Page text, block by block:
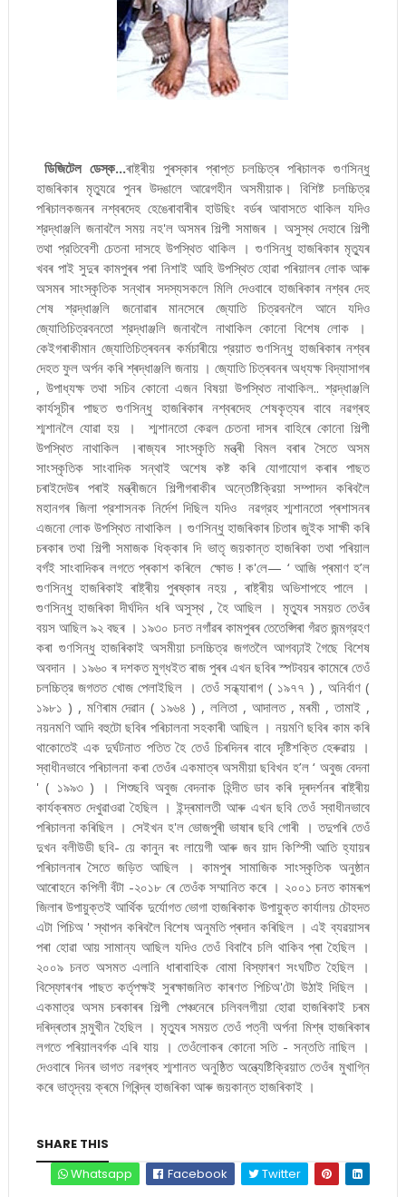
ডিজিটেল ডেস্ক...ৰাষ্ট্ৰীয় পুৰস্কাৰ প্ৰাপ্ত চলচ্চিত্ৰ পৰিচালক গুণসিন্ধু
হাজৰিকাৰ মৃত্যুৱে পুনৰ উদঙালে আৱেগহীন অসমীয়াক। বিশিষ্ট চলচ্চিত্র
পৰিচালকজনৰ নশ্বৰদেহ হেঙেৰাবাৰীৰ হাউছিং বৰ্ডৰ আবাসতে থাকিল যদিও
শ্রদ্ধাঞ্জলি জনাবলৈ সময় নহ'ল অসমৰ শিল্পী সমাজৰ । অসুস্থ দেহাৰে শিল্পী
তথা প্রতিবেশী চেতনা দাসহে উপস্থিত থাকিল । গুণসিন্ধু হাজৰিকাৰ মৃত্যুৰ
খবৰ পাই সুদুৰ কামপুৰৰ পৰা নিশাই আহি উপস্থিত হোৱা পৰিয়ালৰ লোক আৰু
অসমৰ সাংস্কৃতিক সন্থাৰ সদস্যসকলে মিলি দেওবাৰে হাজৰিকাৰ নশ্বৰ দেহ
শেষ শ্রদ্ধাঞ্জলি জনোৱাৰ মানসেৰে জ্যোতি চিত্রবনলৈ আনে যদিও
জ্যোতিচিত্রবনতো শ্রদ্ধাঞ্জলি জনাবলৈ নাথাকিল কোনো বিশেষ লোক ।
কেইগৰাকীমান জ্যোতিচিত্ৰবনৰ কৰ্মচাৰীয়ে প্রয়াত গুণসিন্ধু হাজৰিকাৰ নশ্বৰ
দেহত ফুল অৰ্পন কৰি শ্ৰদ্ধাঞ্জলি জনায় । জ্যোতি চিত্ৰবনৰ অধ্যক্ষ বিদ্যাসাগৰ
, উপাধ্যক্ষ তথা সচিব কোনো এজন বিষয়া উপস্থিত নাথাকিল.. শ্রদ্ধাঞ্জলি
কার্যসূচীৰ পাছত গুণসিন্ধু হাজৰিকাৰ নশ্বৰদেহ শেষকৃত্যৰ বাবে নৱগ্ৰহ
শ্মশানলৈ যোৱা হয় । শ্মশানতো কেৱল চেতনা দাসৰ বাহিৰে কোনো শিল্পী
উপস্থিত নাথাকিল ।ৰাজ্যৰ সাংস্কৃতি মন্ত্ৰী বিমল বৰাৰ সৈতে অসম
সাংস্কৃতিক সাংবাদিক সন্থাই অশেষ কষ্ট কৰি যোগাযোগ কৰাৰ পাছত
চৰাইদেউৰ পৰাই মন্ত্ৰীজনে শিল্পীগৰাকীৰ অন্তেষ্টিক্রিয়া সম্পাদন কৰিবলৈ
মহানগৰ জিলা প্রশাসনক নির্দেশ দিছিল যদিও নৱগ্রহ শ্মশানতো প্ৰশাসনৰ
এজনো লোক উপস্থিত নাথাকিল । গুণসিন্ধু হাজৰিকাৰ চিতাৰ জুইক সাক্ষী কৰি
চৰকাৰ তথা শিল্পী সমাজক ধিক্কাৰ দি ভাতৃ জয়কান্ত হাজৰিকা তথা পৰিয়াল
বৰ্গই সাংবাদিকৰ লগতে প্ৰকাশ কৰিলে ক্ষোভ ! ক'লে— ‘ আজি প্ৰমাণ হ’ল
গুণসিন্ধু হাজৰিকাই ৰাষ্ট্ৰীয় পুৰষ্কাৰ নহয় , ৰাষ্ট্ৰীয় অভিশাপহে পালে ।
গুণসিন্ধু হাজৰিকা দীর্ঘদিন ধৰি অসুস্থ , হৈ আছিল । মৃত্যুৰ সময়ত তেওঁৰ
বয়স আছিল ৯২ বছৰ । ১৯৩০ চনত নগাঁৱৰ কামপুৰৰ তেতেপ্সিৰা গঁৱত জন্মগ্রহণ
কৰা গুণসিন্ধু হাজৰিকাই অসমীয়া চলচ্চিত্র জগতলৈ আগবঢ়াই গৈছে বিশেষ
অবদান । ১৯৬০ ৰ দশকত মুগ্ধইত ৰাজ পুৰৰ এখন ছবিৰ স্পটবয়ৰ কামেৰে তেওঁ
চলচ্চিত্র জগতত খোজ পেলাইছিল । তেওঁ সন্ধ্যাৰাগ ( ১৯৭৭ ) , অনির্বাণ (
১৯৮১ ) , মণিৰাম দেৱান ( ১৯৬৪ ) , ললিতা , আদালত , মৰমী , তামাই ,
নয়নমণি আদি বহুটো ছবিৰ পৰিচালনা সহকাৰী আছিল । নয়মণি ছবিৰ কাম কৰি
থাকোতেই এক দুর্ঘটনাত পতিত হৈ তেওঁ চিৰদিনৰ বাবে দৃষ্টিশক্তি হেৰুৱায় ।
স্বাধীনভাবে পৰিচালনা কৰা তেওঁৰ একমাত্ৰ অসমীয়া ছবিখন হ’ল ‘ অবুজ বেদনা
' ( ১৯৯৩ ) । শিশুছবি অবুজ বেদনাক হিন্দীত ডাব কৰি দূৰদৰ্শনৰ ৰাষ্ট্ৰীয়
কাৰ্যক্ৰমত দেখুৱাওৱা হৈছিল । ইন্দ্ৰমালতী আৰু এখন ছবি তেওঁ স্বাধীনভাবে
পৰিচালনা কৰিছিল । সেইখন হ'ল ভোজপুৰী ভাষাৰ ছবি গোৰী । তদুপৰি তেওঁ
দুখন বলীউডী ছবি- য়ে কানুন ৰং লায়েগী আৰু জব য়াদ কিস্সিী আতি হ্যায়ৰ
পৰিচালনাৰ সৈতে জড়িত আছিল । কামপুৰ সামাজিক সাংস্কৃতিক অনুষ্ঠান
আৰোহনে কপিলী বঁটা -২০১৮ ৰে তেওঁক সম্মানিত কৰে । ২০০১ চনত কামৰূপ
জিলাৰ উপায়ুক্তই আর্থিক দুর্যোগত ভোগা হাজৰিকাক উপায়ুক্ত কার্যালয় চৌহদত
এটা পিচিঅ ' স্থাপন কৰিবলৈ বিশেষ অনুমতি প্ৰদান কৰিছিল । এই ব্যৱয়াসৰ
পৰা হোৱা আয় সামান্য আছিল যদিও তেওঁ বিবাবৈ চলি থাকিব প্ৰা হৈছিল ।
২০০৯ চনত অসমত এলানি ধাৰাবাহিক বোমা বিস্ফাৰণ সংঘটিত হৈছিল ।
বিস্ফোৰণৰ পাছত কৰ্তৃপক্ষই সুৰক্ষাজনিত কাৰণত পিচিঅ'টো উঠাই দিছিল ।
একমাত্র অসম চৰকাৰৰ শিল্পী পেঞ্চনেৰে চলিবলগীয়া হোৱা হাজৰিকাই চৰম
দৰিদ্ৰতাৰ সন্মুখীন হৈছিল । মৃত্যুৰ সময়ত তেওঁ পত্নী অৰ্পনা মিশ্ৰ হাজৰিকাৰ
লগতে পৰিয়ালবৰ্গক এৰি যায় । তেওঁলোকৰ কোনো সতি - সন্ততি নাছিল ।
দেওবাৰে দিনৰ ভাগত নৱগ্ৰহ শ্মশানত অনুষ্ঠিত অন্ত্যেষ্টিক্রিয়াত তেওঁৰ মুখাগ্নি
কৰে ভাতৃদ্বয় ক্ৰমে গিৰিন্দ্ৰ হাজৰিকা আৰু জয়কান্ত হাজৰিকাই ।
SHARE THIS
Whatsapp
Facebook Twitter